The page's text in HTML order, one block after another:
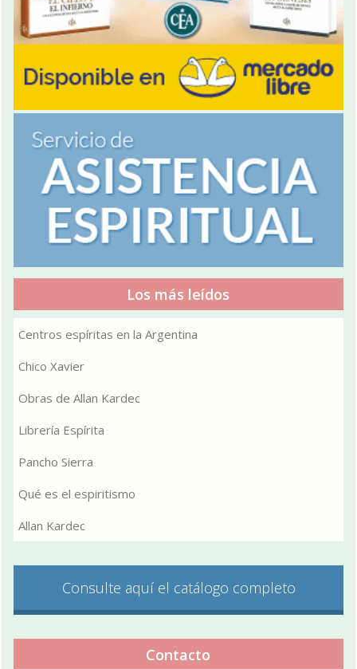
Los más leídos
Centros espíritas en la Argentina
Chico Xavier
Obras de Allan Kardec
Librería Espírita
Pancho Sierra
Qué es el espiritismo
Allan Kardec
Consulte aquí el catálogo completo
Contacto